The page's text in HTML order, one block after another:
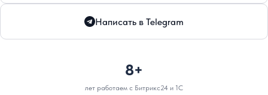
Написать в Telegram
8+
лет работаем с Битрикс24 и 1С